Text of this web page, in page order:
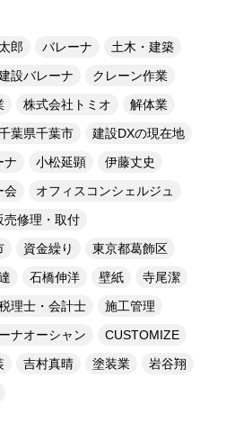
郎 バレーナ
土木・建築
設バレーナ
クレーン作業
株式会社トミオ
解体業
葉県千葉市
建設DXの現在地
ナ
小松延顕
伊藤丈史
会
オフィスコンシェルジュ
売修理・取付
資金繰り
東京都葛飾区
石橋伸洋 壁紙
寺尾潔
理士・会計士
施工管理
ナオーシャン
CUSTOMIZE
吉村真晴 塗装業
岩谷翔